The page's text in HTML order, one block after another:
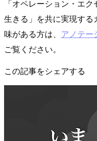
「オペレーション・エ
生きる」を共に実現す
味がある方は、 アノテー
ご覧ください。
この記事をシェアする